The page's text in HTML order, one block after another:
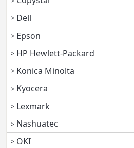
Dell
Epson
HP Hewlett-Packard
Konica Minolta
Kyocera
Lexmark
Nashuatec
OKI